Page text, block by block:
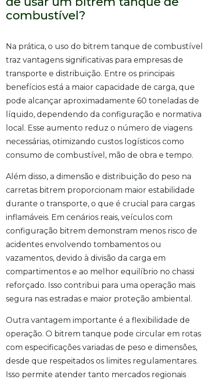
combustível?
Na prática, o uso do bitrem tanque de combustível
traz vantagens significativas para empresas de
transporte e distribuição. Entre os principais
benefícios está a maior capacidade de carga, que
pode alcançar aproximadamente 60 toneladas de
líquido, dependendo da configuração e normativa
local. Esse aumento reduz o número de viagens
necessárias, otimizando custos logísticos como
consumo de combustível, mão de obra e tempo.
Além disso, a dimensão e distribuição do peso na
carretas bitrem proporcionam maior estabilidade
durante o transporte, o que é crucial para cargas
inflamáveis. Em cenários reais, veículos com
configuração bitrem demonstram menos risco de
acidentes envolvendo tombamentos ou
vazamentos, devido à divisão da carga em
compartimentos e ao melhor equilíbrio no chassi
reforçado. Isso contribui para uma operação mais
segura nas estradas e maior proteção ambiental.
Outra vantagem importante é a flexibilidade de
operação. O bitrem tanque pode circular em rotas
com especificações variadas de peso e dimensões,
desde que respeitados os limites regulamentares.
Isso permite atender tanto mercados regionais